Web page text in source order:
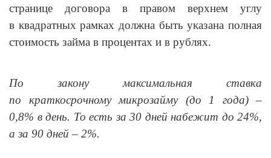
странице договора в правом верхнем углу
в квадратных рамках должна быть указана полная
стоимость займа в процентах и в рублях.
По закону максимальная ставка
по краткосрочному микрозайму (до 1 года) –
0,8% в день. То есть за 30 дней набежит до 24%,
а за 90 дней – 2%.